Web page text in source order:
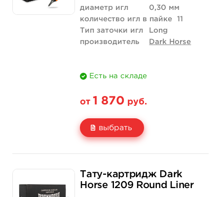
диаметр игл
0,30 мм
количество игл в пайке
11
Тип заточки игл
Long
производитель
Dark Horse
Есть на складе
от 1 870 руб.
выбрать
1 870 руб.
Тату-картридж Dark
Horse 1209 Round Liner